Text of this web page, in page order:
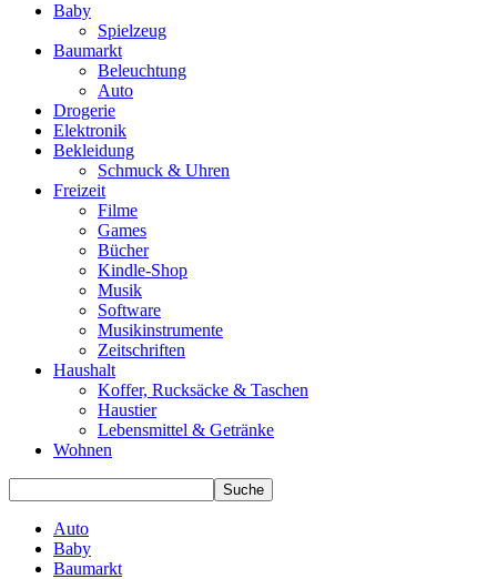
Baby
Spielzeug
Baumarkt
Beleuchtung
Auto
Drogerie
Elektronik
Bekleidung
Schmuck & Uhren
Freizeit
Filme
Games
Bücher
Kindle-Shop
Musik
Software
Musikinstrumente
Zeitschriften
Haushalt
Koffer, Rucksäcke & Taschen
Haustier
Lebensmittel & Getränke
Wohnen
Auto
Baby
Baumarkt